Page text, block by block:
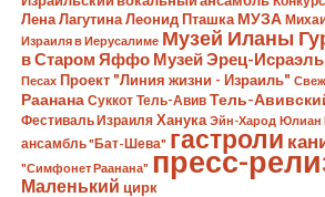
Лена Лагутина Леонид Пташка МУЗА
Израиля в Иерусалиме Музей Иланы
в Старом Яффо Музей Эрец-Исраэль
Песах Проект "Линия жизни - Израиль"
Раанана Суккот Тель-Авив Тель-
Фестиваль Израиля Ханука Эйн-Харод Юлиан
ансамбль "Бат-Шева" гастроли
"Симфонет Раанана" пресс-
Маленький цирк